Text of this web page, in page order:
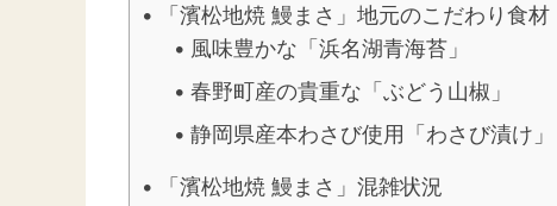
「濱松地焼 鰻まさ」地元のこだわり食材
風味豊かな「浜名湖青海苔」
春野町産の貴重な「ぶどう山椒」
静岡県産本わさび使用「わさび漬け」
「濱松地焼 鰻まさ」混雑状況